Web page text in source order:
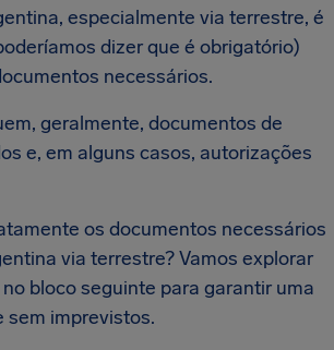
especialmente via terrestre, é
dizer que é obrigatório)
necessários.
geralmente, documentos de
e, em alguns casos, autorizações
os documentos necessários
via terrestre? Vamos explorar
bloco seguinte para garantir uma
sem imprevistos.